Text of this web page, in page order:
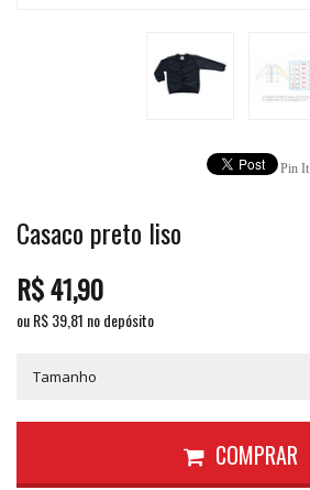
Pin It
Casaco preto liso
R$41,90
ou R$39,81 no depósito
COMPRAR